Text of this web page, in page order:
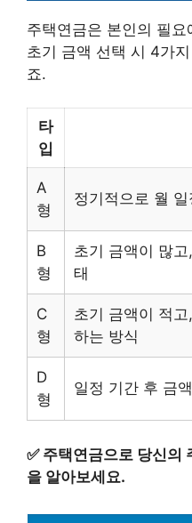
주택연금은 본인의 필
초기 금액 선택 시 4가
죠.
타
입
A
형
정기적으로 월
B
형
초기 금액이 많
태
C
형
초기 금액이 적
하는 방식
D
형
일정 기간 후 금
✅ 주택연금으로 당신의
을 알아보세요.